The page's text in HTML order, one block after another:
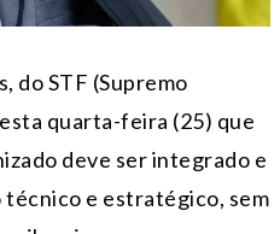
do STF (Supremo
quarta-feira (25) que
deve ser integrado e
e estratégico, sem